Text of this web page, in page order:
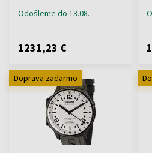
Odošleme do 13.08.
1231,23 €
Doprava zadarmo